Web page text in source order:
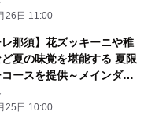
26日 11:00
レ那須】花ズッキーニや稚
夏の味覚を堪能する 夏限
ースを提供～メインダイ
SETTE(オットセッテ)
」のフルコース～| 期間：
25日 10:00